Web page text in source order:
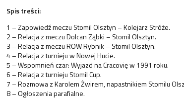
Spis treści:
1 – Zapowiedź meczu Stomil Olsztyn – Kolejarz Stróże.
2 – Relacja z meczu Dolcan Ząbki – Stomil Olsztyn.
3 – Relacja z meczu ROW Rybnik – Stomil Olsztyn.
4 – Relacja z turnieju w Nowej Hucie.
5 – Wspomnień czar: Wyjazd na Cracovię w 1991 roku.
6 – Relacja z turnieju Stomil Cup.
7 – Rozmowa z Karolem Żwirem, napastnikiem Stomilu
8 – Ogłoszenia parafialne.